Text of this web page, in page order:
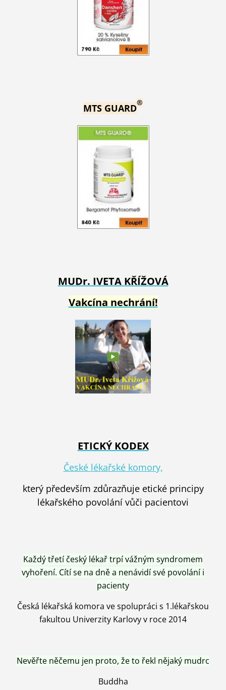
MTS GUARD®
MUDr. IVETA KŘÍŽOVÁ
Vakcína nechrání!
ETICKÝ KODEX
České lékařské komory,
který především zdůrazňuje etické principy
lékařského povolání vůči pacientovi
Každý třetí český lékař trpí vážným syndromem
vyhoření. Cítí se na dně a nenávidí své povolání i
pacienty
Česká lékařská komora ve spolupráci s 1.lékařskou
fakultou Univerzity Karlovy v roce 2014
Nevěřte něčemu jen proto, že to řekl nějaký mudrc
Buddha